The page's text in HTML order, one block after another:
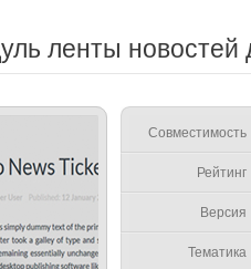
ленты новостей
Совместимость
Рейтинг
Версия
Тематика